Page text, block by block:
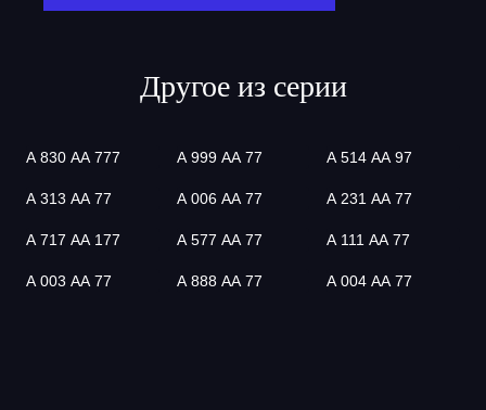
Другое из серии
А 830 АА 777 А 999 АА 77 А 514 АА 97
А 313 АА 77 А 006 АА 77 А 231 АА 77
А 717 АА 177 А 577 АА 77 А 111 АА 77
А 003 АА 77 А 888 АА 77 А 004 АА 77